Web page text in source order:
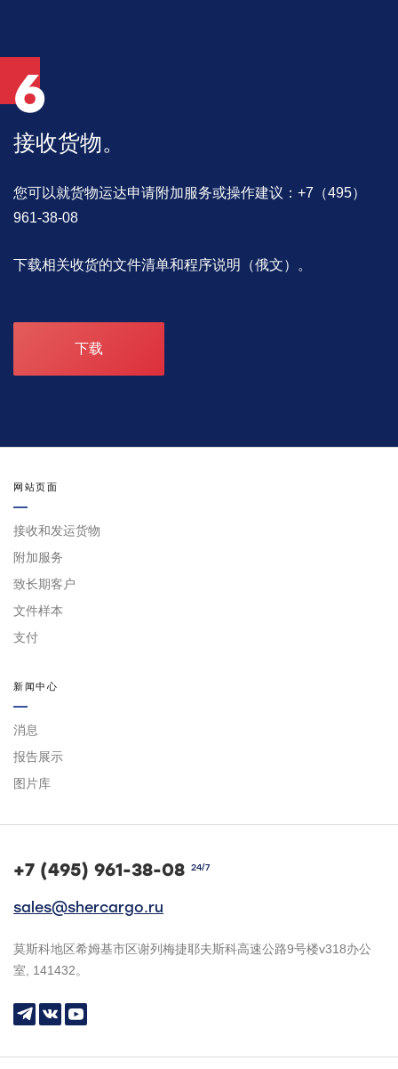
6
接收货物。
您可以就货物运达申请附加服务或操作建议：+7（495）
961-38-08
下载相关收货的文件清单和程序说明（俄文）。
下载
网站页面
接收和发运货物
附加服务
致长期客户
文件样本
支付
新闻中心
消息
报告展示
图片库
+7 (495) 961-38-08 24/7
sales@shercargo.ru
莫斯科地区希姆基市区谢列梅捷耶夫斯科高速公路9号楼v318办公
室, 141432。